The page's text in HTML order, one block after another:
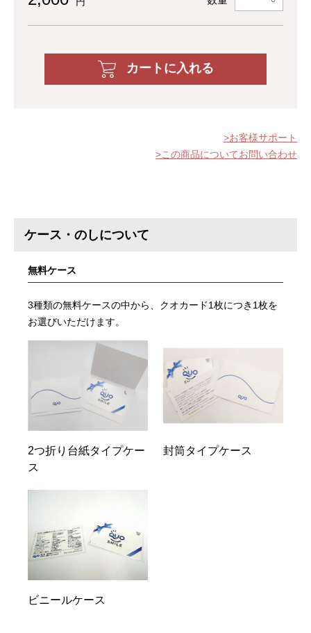
カートに入れる
お客様サポート
この商品についてお問い合わせ
ケース・のしについて
無料ケース
3種類の無料ケースの中から、クオカード1枚につき1枚を
お選びいただけます。
2つ折り台紙タイプケー
ス
封筒タイプケース
ビニールケース